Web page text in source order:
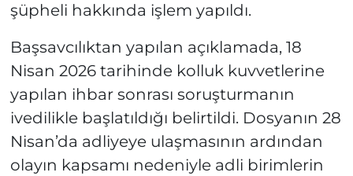
şüpheli hakkında işlem yapıldı.
Başsavcılıktan yapılan açıklamada, 18
Nisan 2026 tarihinde kolluk kuvvetlerine
yapılan ihbar sonrası soruşturmanın
ivedilikle başlatıldığı belirtildi. Dosyanın 28
Nisan’da adliyeye ulaşmasının ardından
olayın kapsamı nedeniyle adli birimlerin